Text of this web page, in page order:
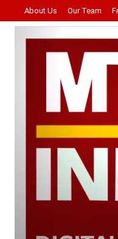
About Us Our Team